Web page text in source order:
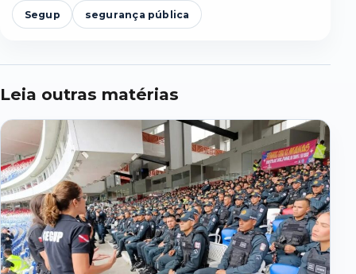
Segup segurança pública
Leia outras matérias